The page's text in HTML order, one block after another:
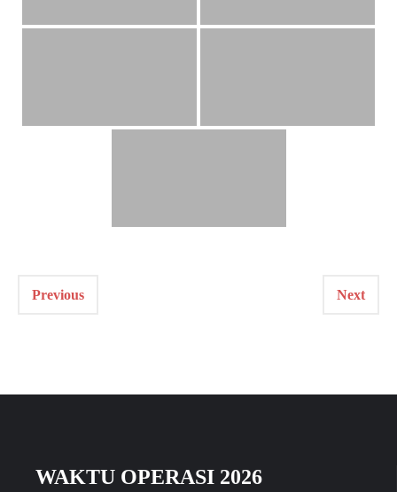
Previous Next
WAKTU OPERASI 2026